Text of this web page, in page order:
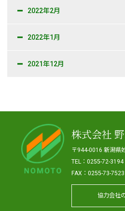
2022年2月
2022年1月
2021年12月
株式会社
〒944-0016 新潟県
TEL：0255-72-3194
FAX：0255-73-7523
協力会社